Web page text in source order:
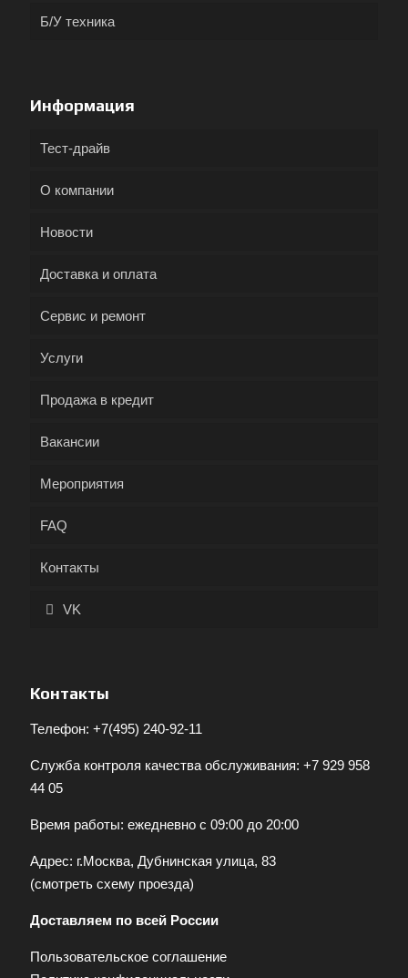
Б/У техника
Информация
Тест-драйв
О компании
Новости
Доставка и оплата
Сервис и ремонт
Услуги
Продажа в кредит
Вакансии
Мероприятия
FAQ
Контакты
VK
Контакты
Телефон: +7(495) 240-92-11
Служба контроля качества обслуживания: +7 929 958
44 05
Время работы: ежедневно с 09:00 до 20:00
Адрес: г.Москва, Дубнинская улица, 83
(смотреть схему проезда)
Доставляем по всей России
Пользовательское соглашение